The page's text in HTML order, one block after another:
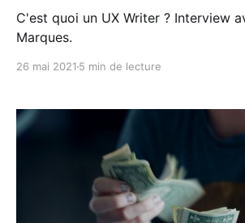
C'est quoi un UX Writer ? Interview
Marques.
26 mai 2021 5 min de lecture